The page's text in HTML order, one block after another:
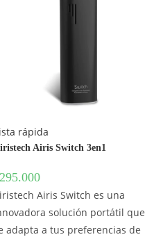
rápida
Airis Switch 3en1
295.000
Airis Switch es una
solución portátil que
adapta a tus preferencias de